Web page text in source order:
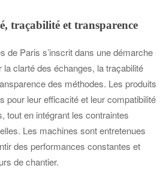
traçabilité et transparence
de Paris s’inscrit dans une démarche
la clarté des échanges, la traçabilité
des méthodes. Les produits
pour leur efficacité et leur compatibilité
tout en intégrant les contraintes
Les machines sont entretenues
des performances constantes et
de chantier.